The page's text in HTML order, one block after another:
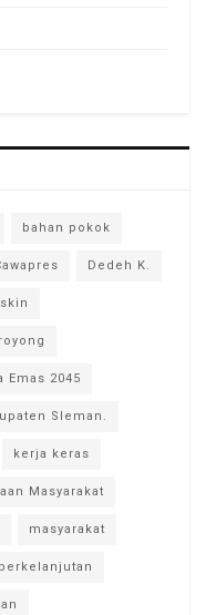
bahan pokok
Dedeh K.
Emas 2045
Sleman.
kerja keras
Masyarakat
masyarakat